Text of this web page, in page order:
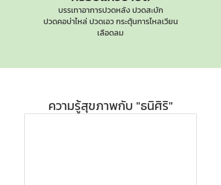
บรรเทาอาการปวดหลัง ปวดสะบัก
ปวดคอบ่าไหล่ ปวดเอว กระตุ้นการไหลเวียน
เลือดลม
ความรู้สุขภาพกับ "ธนิศิริ"